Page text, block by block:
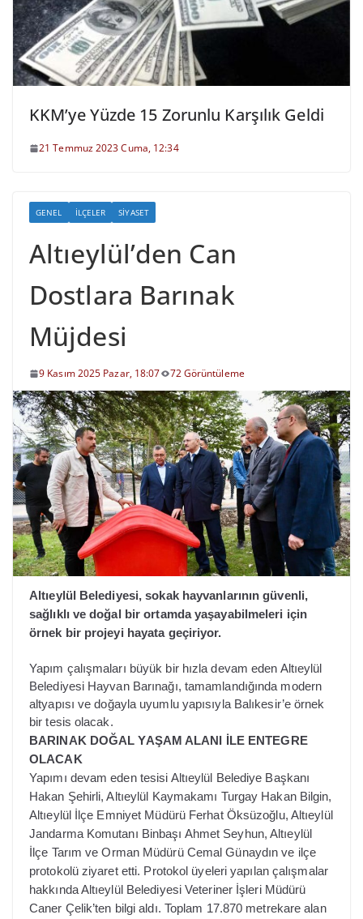
KKM’ye Yüzde 15 Zorunlu Karşılık Geldi
21 Temmuz 2023 Cuma, 12:34
GENEL İLÇELER SIYASET
Altıeylül’den Can
Dostlara Barınak
Müjdesi
9 Kasım 2025 Pazar, 18:07 72 Görüntüleme
Altıeylül Belediyesi, sokak hayvanlarının güvenli,
sağlıklı ve doğal bir ortamda yaşayabilmeleri için
örnek bir projeyi hayata geçiriyor.
Yapım çalışmaları büyük bir hızla devam eden Altıeylül
Belediyesi Hayvan Barınağı, tamamlandığında modern
altyapısı ve doğayla uyumlu yapısıyla Balıkesir’e örnek
bir tesis olacak.
BARINAK DOĞAL YAŞAM ALANI İLE ENTEGRE
OLACAK
Yapımı devam eden tesisi Altıeylül Belediye Başkanı
Hakan Şehirli, Altıeylül Kaymakamı Turgay Hakan Bilgin,
Altıeylül İlçe Emniyet Müdürü Ferhat Öksüzoğlu, Altıeylül
Jandarma Komutanı Binbaşı Ahmet Seyhun, Altıeylül
İlçe Tarım ve Orman Müdürü Cemal Günaydın ve ilçe
protokolü ziyaret etti. Protokol üyeleri yapılan çalışmalar
hakkında Altıeylül Belediyesi Veteriner İşleri Müdürü
Caner Çelik’ten bilgi aldı. Toplam 17.870 metrekare alan